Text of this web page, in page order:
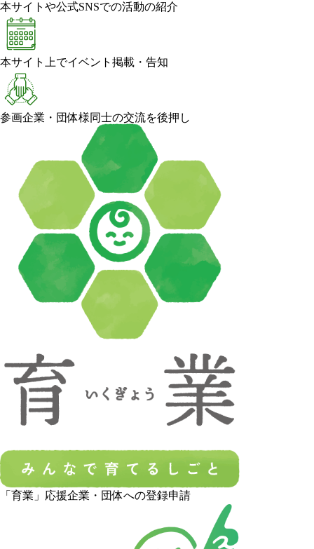
本サイトや公式SNSでの活動の紹介
本サイト上でイベント掲載・告知
参画企業・団体様同士の交流を後押し
「育業」応援企業・団体への登録申請